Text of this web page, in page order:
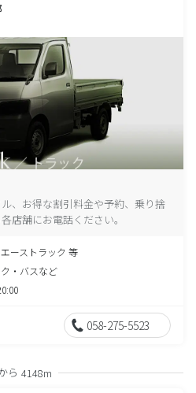
、お得な割引料金や予約、乗り捨
店舗にお電話ください。
ーストラック 等
ク・バスなど
058-275-5523
ら 4148m